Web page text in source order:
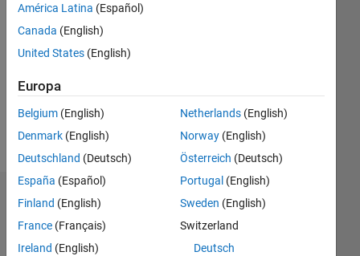
Followers:
Follow
Badge
Farshid
Daryabor's
América Latina (Español)
Canada (English)
United States (English)
Europa
Belgium (English)
Denmark (English)
Deutschland (Deutsch)
España (Español)
Finland (English)
France (Français)
Ireland (English)
Netherlands(English)
Norway(English)
Österreich (Deutsch)
Portugal (English)
Sweden (English)
Switzerland
Deutsch